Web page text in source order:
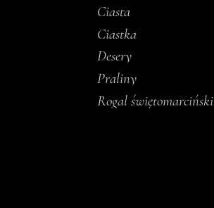
Ciasta
Ciastka
Desery
Praliny
Rogal świętomarciński